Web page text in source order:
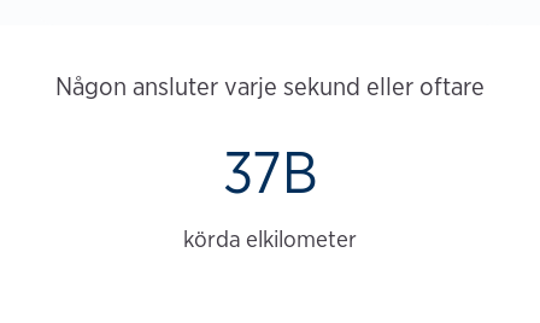
Någon ansluter varje sekund eller oftare
37B
körda elkilometer